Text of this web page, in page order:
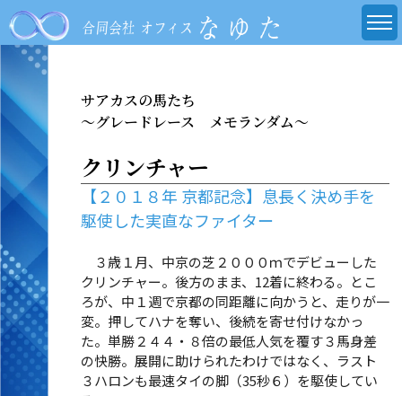
サアカスの馬たち
～グレードレース メモランダム～
クリンチャー
【２０１８年 京都記念】息長く決め手を
駆使した実直なファイター
３歳１月、中京の芝２０００ｍでデビューした
クリンチャー。後方のまま、12着に終わる。とこ
ろが、中１週で京都の同距離に向かうと、走りが一
変。押してハナを奪い、後続を寄せ付けなかっ
た。単勝２４４・８倍の最低人気を覆す３馬身差
の快勝。展開に助けられたわけではなく、ラスト
３ハロンも最速タイの脚（35秒６）を駆使してい